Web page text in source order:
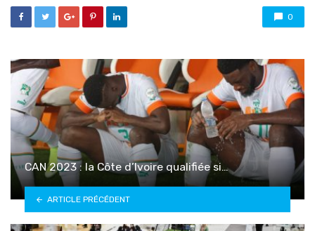
0
CAN 2023 : la Côte d’Ivoire qualifiée si…
ARTICLE PRÉCÉDENT